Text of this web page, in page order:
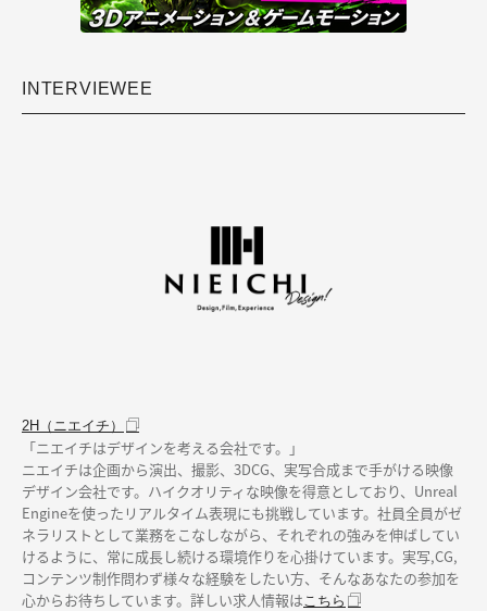
INTERVIEWEE
2H（ニエイチ）
「ニエイチはデザインを考える会社です。」
ニエイチは企画から演出、撮影、3DCG、実写合成まで手がける映像
デザイン会社です。ハイクオリティな映像を得意としており、Unreal
Engineを使ったリアルタイム表現にも挑戦しています。社員全員がゼ
ネラリストとして業務をこなしながら、それぞれの強みを伸ばしてい
けるように、常に成長し続ける環境作りを心掛けています。実写,CG,
コンテンツ制作問わず様々な経験をしたい方、そんなあなたの参加を
心からお待ちしています。詳しい求人情報は こちら